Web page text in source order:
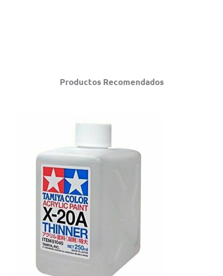
Productos Recomendados